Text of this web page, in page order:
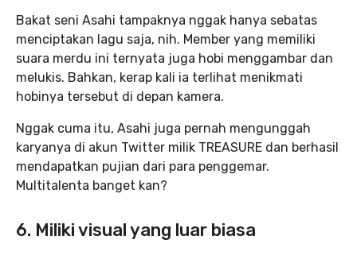
Bakat seni Asahi tampaknya nggak hanya sebatas
menciptakan lagu saja, nih. Member yang memiliki
suara merdu ini ternyata juga hobi menggambar dan
melukis. Bahkan, kerap kali ia terlihat menikmati
hobinya tersebut di depan kamera.
Nggak cuma itu, Asahi juga pernah mengunggah
karyanya di akun Twitter milik TREASURE dan berhasil
mendapatkan pujian dari para penggemar.
Multitalenta banget kan?
6. Miliki visual yang luar biasa